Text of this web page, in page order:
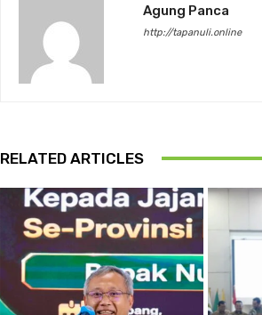
Agung Panca
http://tapanuli.online
RELATED ARTICLES